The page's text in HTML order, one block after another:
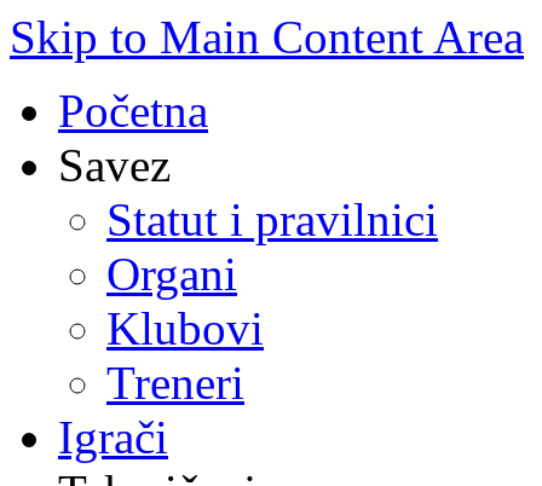
Skip to Main Content Area
Početna
Savez
Statut i pravilnici
Organi
Klubovi
Treneri
Igrači